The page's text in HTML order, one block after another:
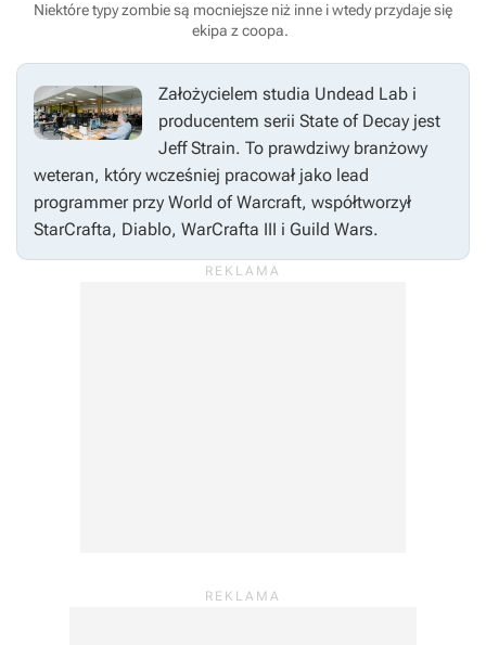
Niektóre typy zombie są mocniejsze niż inne i wtedy przydaje się
ekipa z coopa.
Założycielem studia Undead Lab i
producentem serii State of Decay jest
Jeff Strain. To prawdziwy branżowy
weteran, który wcześniej pracował jako lead
programmer przy World of Warcraft, współtworzył
StarCrafta, Diablo, WarCrafta III i Guild Wars.